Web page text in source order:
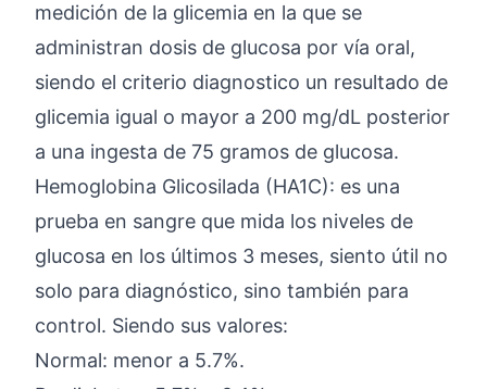
medición de la glicemia en la que se
administran dosis de glucosa por vía oral,
siendo el criterio diagnostico un resultado de
glicemia igual o mayor a 200 mg/dL posterior
a una ingesta de 75 gramos de glucosa.
Hemoglobina Glicosilada (HA1C): es una
prueba en sangre que mida los niveles de
glucosa en los últimos 3 meses, siento útil no
solo para diagnóstico, sino también para
control. Siendo sus valores:
Normal: menor a 5.7%.